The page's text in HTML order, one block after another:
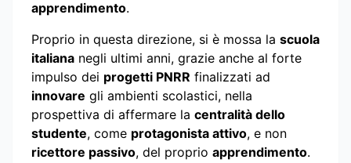
apprendimento.
Proprio in questa direzione, si è mossa la scuola
italiana negli ultimi anni, grazie anche al forte
impulso dei progetti PNRR finalizzati ad
innovare gli ambienti scolastici, nella
prospettiva di affermare la centralità dello
studente, come protagonista attivo, e non
ricettore passivo, del proprio apprendimento.